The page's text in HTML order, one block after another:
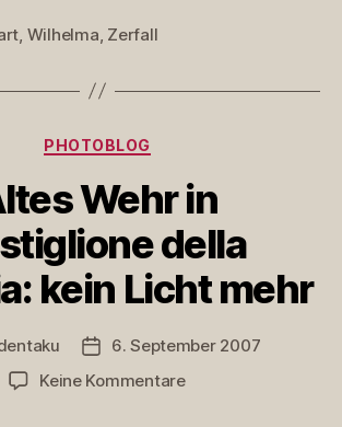
Wilhelma Zerfall
Kategorien
PHOTOBLOG
Wehr in
della
kein Licht mehr
Veröffentlichungsdatum
6. September 2007
Keine Kommentarezu